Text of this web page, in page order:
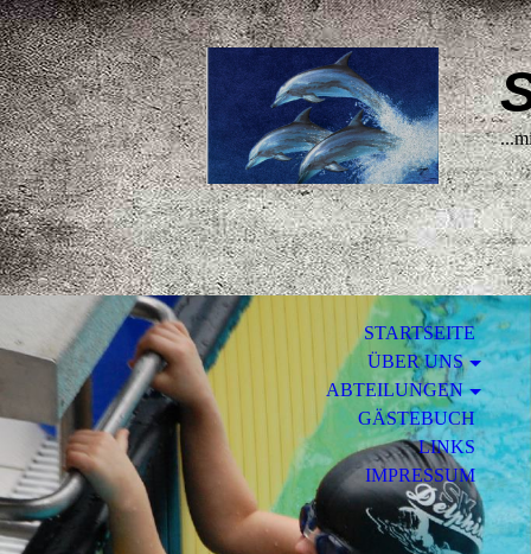
STARTSEITE
ÜBER UNS
ABTEILUNGEN
GÄSTEBUCH
LINKS
IMPRESSUM